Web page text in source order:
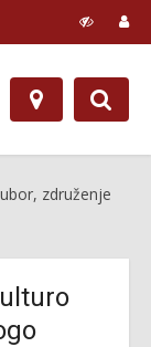
združenje